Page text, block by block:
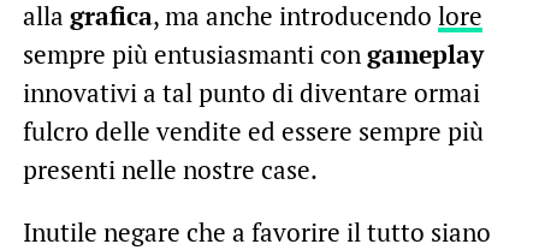
alla grafica, ma anche introducendo lore
sempre più entusiasmanti congameplay
innovativi a tal punto di diventare ormai
fulcro delle vendite ed essere sempre più
presenti nelle nostre case.
Inutile negare che a favorire il tutto siano